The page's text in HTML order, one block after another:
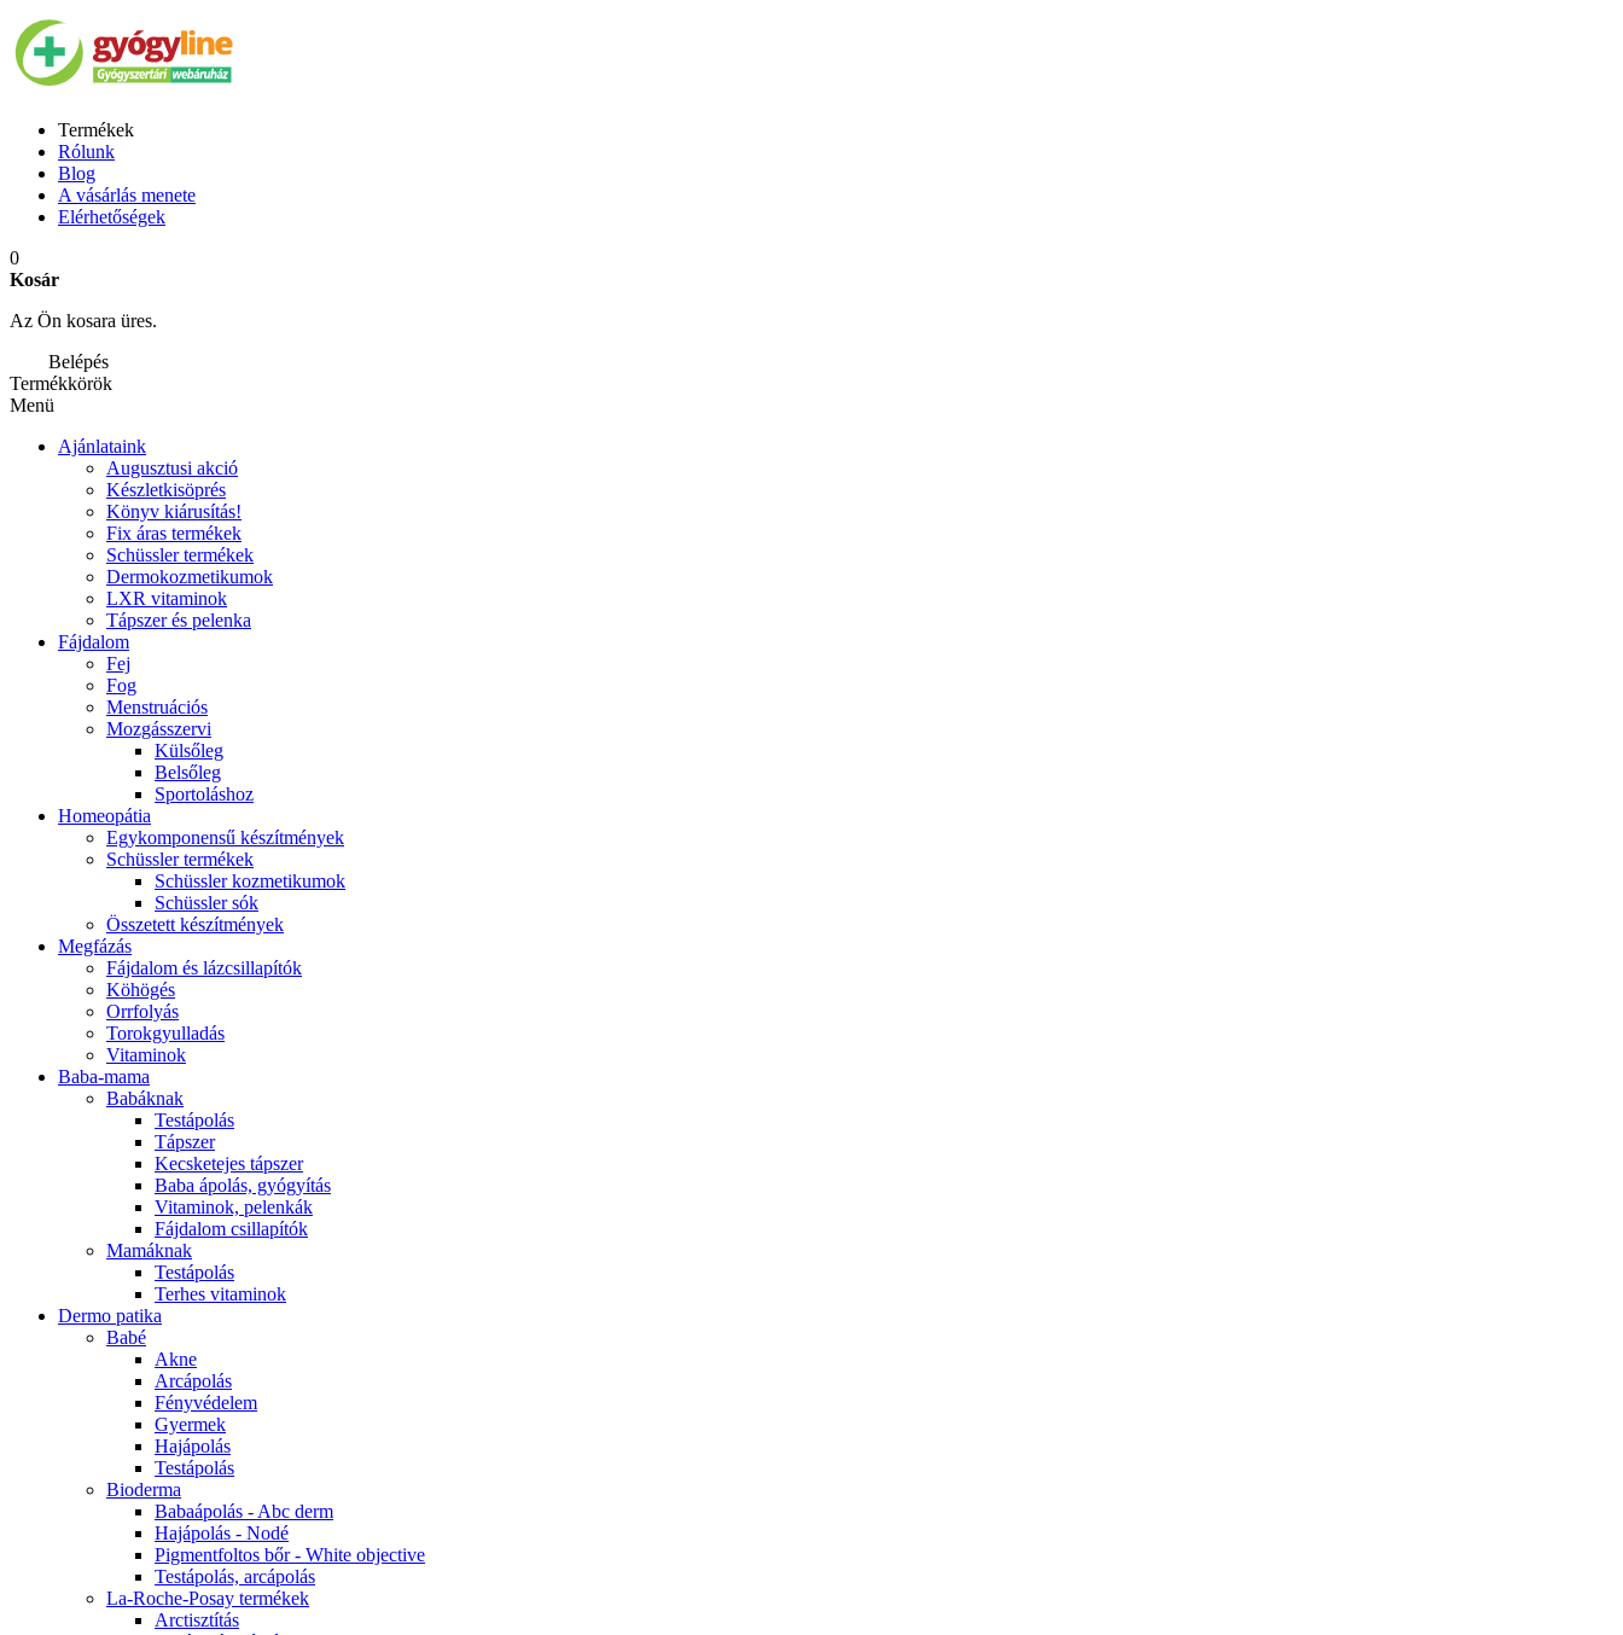
Termékek
Rólunk
Blog
A vásárlás menete
Elérhetőségek
0
Kosár
Az Ön kosara üres.
Belépés
Termékkörök
Menü
Ajánlataink
Augusztusi akció
Készletkisöprés
Könyv kiárusítás!
Fix áras termékek
Schüssler termékek
Dermokozmetikumok
LXR vitaminok
Tápszer és pelenka
Fájdalom
Fej
Fog
Menstruációs
Mozgásszervi
Külsőleg
Belsőleg
Sportoláshoz
Homeopátia
Egykomponensű készítmények
Schüssler termékek
Schüssler kozmetikumok
Schüssler sók
Összetett készítmények
Megfázás
Fájdalom és lázcsillapítók
Köhögés
Orrfolyás
Torokgyulladás
Vitaminok
Baba-mama
Babáknak
Testápolás
Tápszer
Kecsketejes tápszer
Baba ápolás, gyógyítás
Vitaminok, pelenkák
Fájdalom csillapítók
Mamáknak
Testápolás
Terhes vitaminok
Dermo patika
Babé
Akne
Arcápolás
Fényvédelem
Gyermek
Hajápolás
Testápolás
Bioderma
Babaápolás - Abc derm
Hajápolás - Nodé
Pigmentfoltos bőr - White objective
Testápolás, arcápolás
La-Roche-Posay termékek
Arctisztítás